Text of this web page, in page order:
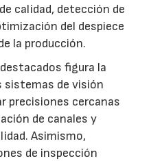
calidad, detección de
del despiece
la producción.
figura la
sistemas de visión
precisiones cercanas
de canales y
Asimismo,
de inspección